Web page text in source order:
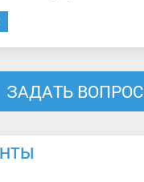
ЗАДАТЬ ВОПРОС